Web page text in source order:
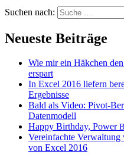
Suchen nach:
Neueste Beiträge
Wie mir ein Häkchen den
erspart
In Excel 2016 liefern
Ergebnisse
Bald als Video: Pivot-
Datenmodell
Happy Birthday, Power
Vereinfachte
von Excel 2016